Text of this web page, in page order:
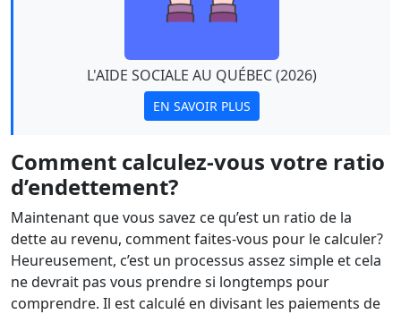
L'AIDE SOCIALE AU QUÉBEC (2026)
EN SAVOIR PLUS
Comment calculez-vous votre ratio
d’endettement?
Maintenant que vous savez ce qu’est un ratio de la
dette au revenu, comment faites-vous pour le calculer?
Heureusement, c’est un processus assez simple et cela
ne devrait pas vous prendre si longtemps pour
comprendre. Il est calculé en divisant les paiements de